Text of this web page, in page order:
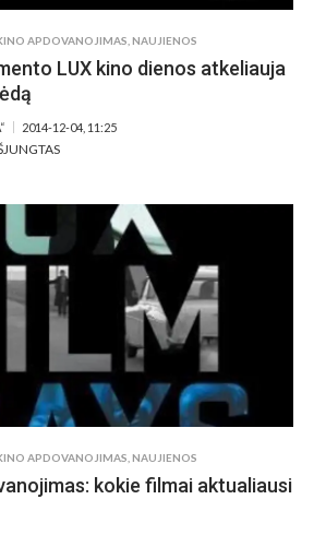
KLAIPĖDOJE
APDOVANOJIMAS,NAUJIENOS
LUX kino dienos atkeliauja
2014-12-04, 11:25
ĮRAŠE
DIENOS
ATKELIAUJA
IR
KLAIPĖDĄ
APDOVANOJIMAS NAUJIENOS
kokie filmai aktualiausi